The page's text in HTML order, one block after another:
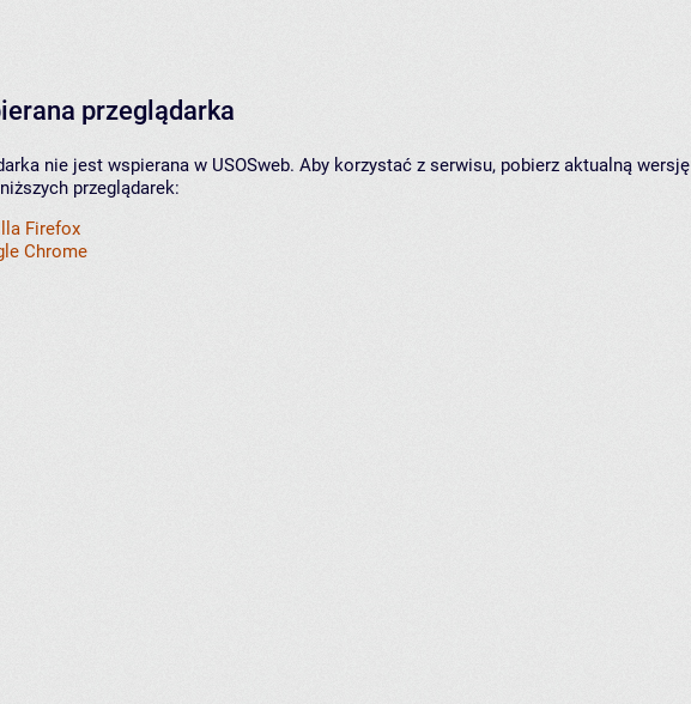
przeglądarka
nie jest wspierana w USOSweb. Aby korzystać z serwisu, pobierz aktualną wersję
przeglądarek:
Firefox
Chrome